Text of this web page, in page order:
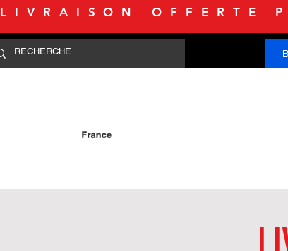
LIVRAISON OFFERTE